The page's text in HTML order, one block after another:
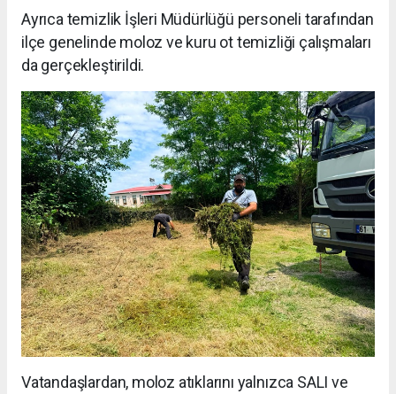
Ayrıca temizlik İşleri Müdürlüğü personeli tarafından
ilçe genelinde moloz ve kuru ot temizliği çalışmaları
da gerçekleştirildi.
Vatandaşlardan, moloz atıklarını yalnızca SALI ve